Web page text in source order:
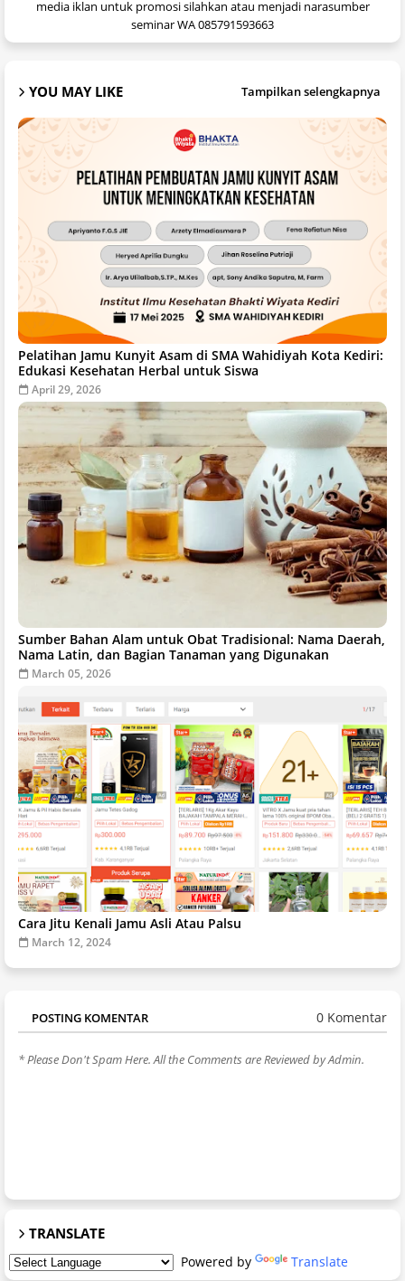
media iklan untuk promosi silahkan atau menjadi narasumber
seminar WA 085791593663
YOU MAY LIKE Tampilkan selengkapnya
Pelatihan Jamu Kunyit Asam di SMA Wahidiyah Kota Kediri:
Edukasi Kesehatan Herbal untuk Siswa
April 29, 2026
Sumber Bahan Alam untuk Obat Tradisional: Nama Daerah,
Nama Latin, dan Bagian Tanaman yang Digunakan
March 05, 2026
Cara Jitu Kenali Jamu Asli Atau Palsu
March 12, 2024
POSTING KOMENTAR 0 Komentar
* Please Don't Spam Here. All the Comments are Reviewed by Admin.
TRANSLATE
Powered by Translate